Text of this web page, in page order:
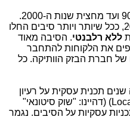
, לשנות ה-90 ועד מחצית שנות ה-2000.
מהמחצית השנייה של שנות ה-2000, ככל שיותר ויותר סיבים החלו
ללא רלבנטי. הסיבה מאוד
את הלקוחות להתחבר
של חברת הבזק הוותיקה. כל
תכנית עסקית על רעיון
) (דהיינו: "שוק סיטונאי"
עסקיות על הסיבים. נגמר